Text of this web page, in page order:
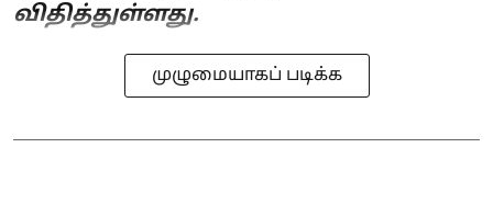
விதித்துள்ளது.
முழுமையாகப் படிக்க